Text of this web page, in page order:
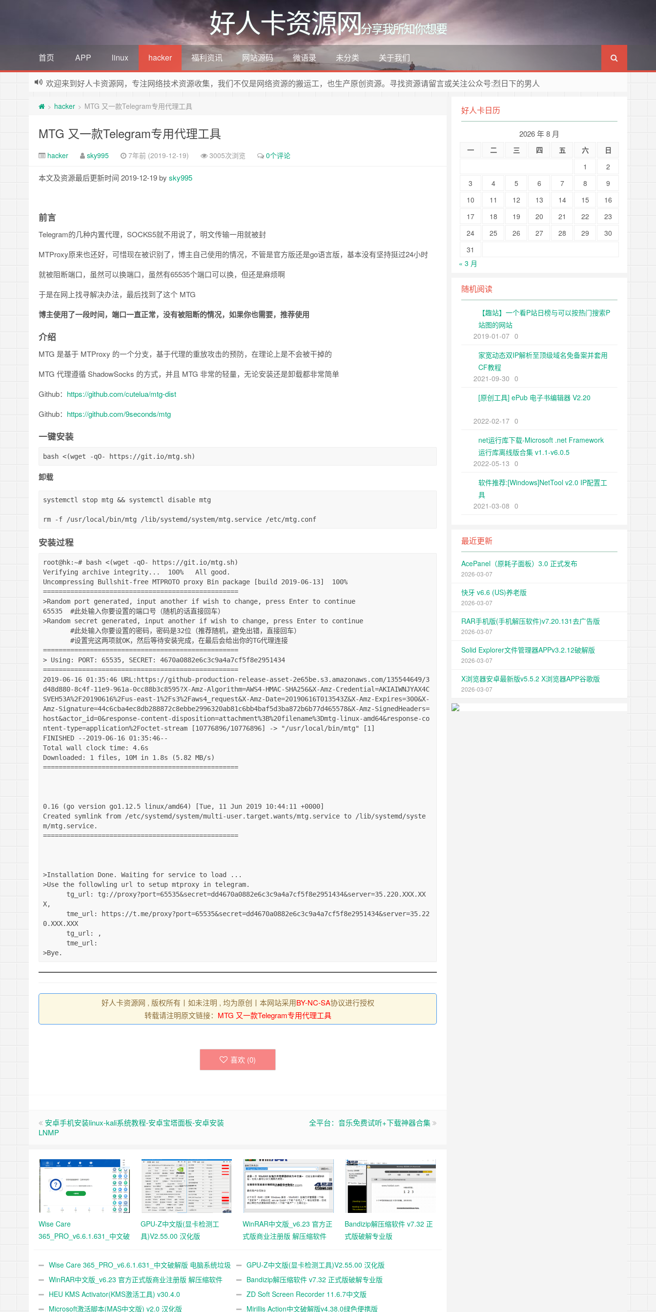
好人卡资源网分享我所知你想要
首页 APP linux hacker 福利资讯 网站源码 微语录 未分类 关于我们
欢迎来到好人卡资源网，专注网络技术资源收集，我们不仅是网络资源的搬运工，也生产原创资源。寻找资源请留言或关注公众号:烈日下的男人
> hacker > MTG 又一款Telegram专用代理工具
MTG 又一款Telegram专用代理工具
hacker sky995 7年前 (2019-12-19) 3005次浏览 0个评论
本文及资源最后更新时间 2019-12-19 by sky995
前言
Telegram的几种内置代理，SOCKS5就不用说了，明文传输一用就被封
MTProxy原来也还好，可惜现在被识别了，博主自己使用的情况，不管是官方版还是go语言版，基本没有坚持挺过24小时
就被阻断端口，虽然可以换端口，虽然有65535个端口可以换，但还是麻烦啊
于是在网上找寻解决办法，最后找到了这个 MTG
博主使用了一段时间，端口一直正常，没有被阻断的情况，如果你也需要，推荐使用
介绍
MTG 是基于 MTProxy 的一个分支，基于代理的重放攻击的预防，在理论上是不会被干掉的
MTG 代理遵循 ShadowSocks 的方式，并且 MTG 非常的轻量，无论安装还是卸载都非常简单
Github： https://github.com/cutelua/mtg-dist
Github： https://github.com/9seconds/mtg
一键安装
bash <(wget -qO- https://git.io/mtg.sh)
卸载
systemctl stop mtg && systemctl disable mtg
rm -f /usr/local/bin/mtg /lib/systemd/system/mtg.service /etc/mtg.conf
安装过程
root@hk:~# bash <(wget -qO- https://git.io/mtg.sh)
Verifying archive integrity...  100%   All good.
Uncompressing Bullshit-free MTPROTO proxy Bin package [build 2019-06-13]  100%
==================================================
>Random port generated, input another if wish to change, press Enter to continue
65535  #此处输入你要设置的端口号（随机的话直接回车）
>Random secret generated, input another if wish to change, press Enter to continue
==================================================
> Using: PORT: 65535, SECRET: 4670a0882e6c3c9a4a7cf5f8e2951434
==================================================
2019-06-16 01:35:46 URL:https://github-production-release-asset-2e65be.s3.amazonaws.com/135544649/3
d48d880-8c4f-11e9-961a-0cc88b3c8595?X-Amz-Algorithm=AWS4-HMAC-SHA256&X-Amz-Credential=AKIAIWNJYAX4C
SVEH53A%2F20190616%2Fus-east-1%2Fs3%2Faws4_request&X-Amz-Date=20190616T013543Z&X-Amz-Expires=300&X-
Amz-Signature=44c6cba4ec8db288872c8ebbe2996320ab81c6bb4baf5d3ba872b6b77d465578&X-Amz-SignedHeaders=
host&actor_id=0&response-content-disposition=attachment%3B%20filename%3Dmtg-linux-amd64&response-co
ntent-type=application%2Foctet-stream [10776896/10776896] -> "/usr/local/bin/mtg" [1]
FINISHED --2019-06-16 01:35:46--
Total wall clock time: 4.6s
Downloaded: 1 files, 10M in 1.8s (5.82 MB/s)
==================================================
0.16 (go version go1.12.5 linux/amd64) [Tue, 11 Jun 2019 10:44:11 +0000]
Created symlink from /etc/systemd/system/multi-user.target.wants/mtg.service to /lib/systemd/syste
m/mtg.service.
==================================================
>Installation Done. Waiting for service to load ...
>Use the followling url to setup mtproxy in telegram.
X,
0.XXX.XXX
>Bye.
好人卡资源网 , 版权所有丨如未注明 , 均为原创丨本网站采用BY-NC-SA协议进行授权
转载请注明原文链接： MTG 又一款Telegram专用代理工具
喜欢 (0)
安卓手机安装linux-kali系统教程-安卓宝塔面板-安卓安装
LNMP
全平台：音乐免费试听+下载神器合集
Wise Care
365_PRO_v6.6.1.631_中文破
GPU-Z中文版(显卡检测工
具)V2.55.00 汉化版
WinRAR中文版_v6.23 官方正
式版商业注册版 解压缩软件
Bandizip解压缩软件 v7.32 正
式版破解专业版
Wise Care 365_PRO_v6.6.1.631_中文破解版 电脑系统垃圾
清理软件
GPU-Z中文版(显卡检测工具)V2.55.00 汉化版
WinRAR中文版_v6.23 官方正式版商业注册版 解压缩软件
Bandizip解压缩软件 v7.32 正式版破解专业版
HEU KMS Activator(KMS激活工具) v30.4.0
ZD Soft Screen Recorder 11.6.7中文版
Microsoft激活脚本(MAS中文版) v2.0 汉化版
Mirillis Action中文破解版v4.38.0绿色便携版
好人卡日历
2026 年 8 月
一 二 三 四 五 六
日
1
2
3
4 5 6 7 8
9
10
11 12 13 14 15
16
17
18 19 20 21 22
23
24
25 26 27 28 29
30
31
« 3 月
随机阅读
【趣站】一个看P站日榜与可以按热门搜索P
站图的网站
2019-01-07 0
家宽动态双IP解析至顶级域名免备案并套用
CF教程
2021-09-30 0
[原创工具] ePub 电子书编辑器 V2.20
2022-02-17 0
net运行库下载-Microsoft .net Framework
运行库离线版合集 v1.1-v6.0.5
2022-05-13 0
软件推荐:[Windows]NetTool v2.0 IP配置工
具
2021-03-08 0
最近更新
AcePanel（原耗子面板）3.0 正式发布
2026-03-07
快牙 v6.6 (US)养老版
2026-03-07
RAR手机版(手机解压软件)v7.20.131去广告版
2026-03-07
Solid Explorer文件管理器APPv3.2.12破解版
2026-03-07
X浏览器安卓最新版v5.5.2 X浏览器APP谷歌版
2026-03-07